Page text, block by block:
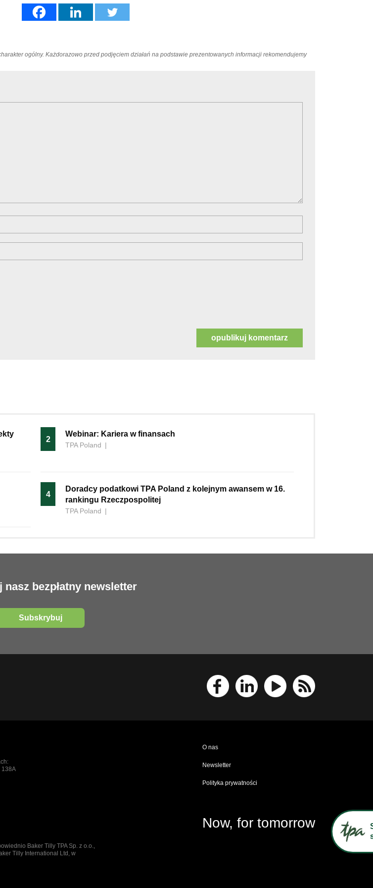
ogólny. Każdorazowo przed podjęciem działań na podstawie prezentowanych informacji rekomendujemy
2
Webinar: Kariera w finansach
TPA Poland |
4
Doradcy podatkowi TPA Poland z kolejnym awansem w 16.
rankingu Rzeczpospolitej
TPA Poland |
nasz bezpłatny newsletter
Subskrybuj
138A
O nas
Newsletter
Polityka prywatności
Now, for tomorrow
Baker Tilly TPA Sp. z o.o.,
Tilly International Ltd, w